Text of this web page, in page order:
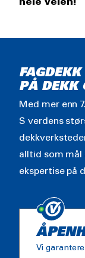
hele veien!
FAGDEKK
PÅ DEKK
Med mer enn
S verdens
alltid som mål
ekspertise på
Vi